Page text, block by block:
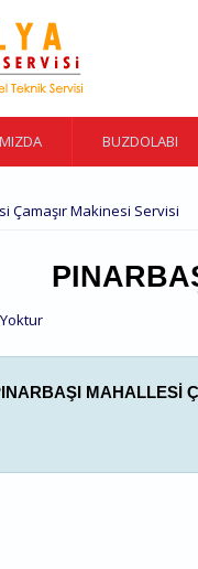
BUZDOLABI
Çamaşır Makinesi Servisi
MAHALLESI